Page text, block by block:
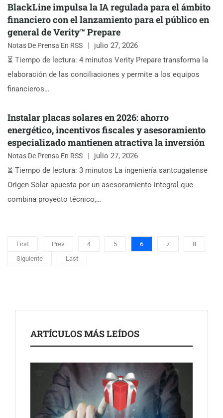
BlackLine impulsa la IA regulada para el ámbito
financiero con el lanzamiento para el público en
general de Verity™ Prepare
Notas De Prensa En RSS
julio 27, 2026
⏳ Tiempo de lectura: 4 minutos Verity Prepare transforma la
elaboración de las conciliaciones y permite a los equipos
financieros…
Instalar placas solares en 2026: ahorro
energético, incentivos fiscales y asesoramiento
especializado mantienen atractiva la inversión
Notas De Prensa En RSS
julio 27, 2026
⏳ Tiempo de lectura: 3 minutos La ingeniería santcugatense
Origen Solar apuesta por un asesoramiento integral que
combina proyecto técnico,…
First Prev 4 5 6 7
8
Siguiente
Last
ARTÍCULOS MÁS LEÍDOS